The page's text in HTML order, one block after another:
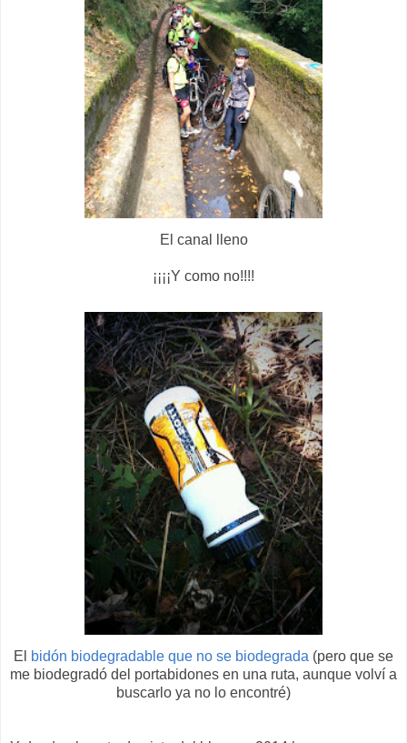
El canal lleno
¡¡¡¡Y como no!!!!
El bidón biodegradable que no se biodegrada (pero que se
me biodegradó del portabidones en una ruta, aunque volví a
buscarlo ya no lo encontré)